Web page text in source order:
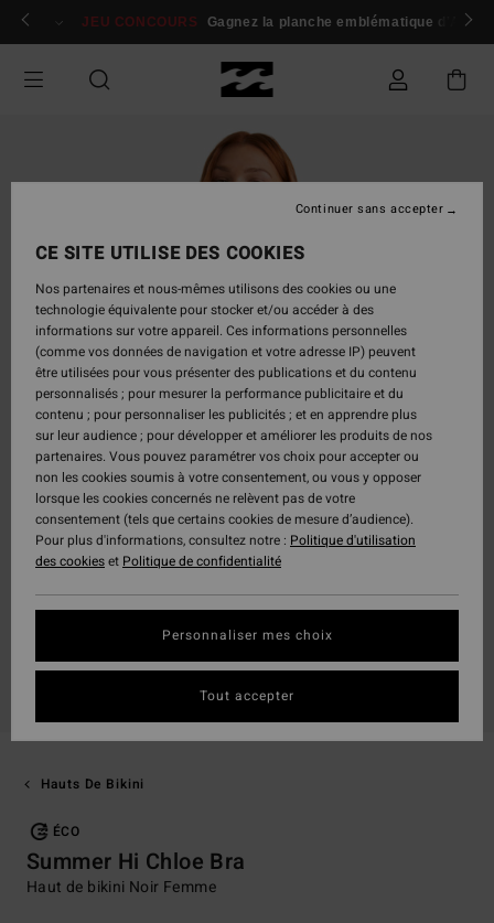
Passer
Se connecter / s'inscrire
JEU CONCOURS Gagnez la planche emblématique d'Andy
Hauts De Bikini
ÉCO
Summer Hi Chloe Bra
Haut de bikini Noir Femme
CE SITE UTILISE DES COOKIES
Nos partenaires et nous-mêmes utilisons des cookies ou une
technologie équivalente pour stocker et/ou accéder à des
informations sur votre appareil. Ces informations personnelles
(comme vos données de navigation et votre adresse IP) peuvent
être utilisées pour vous présenter des publications et du contenu
personnalisés ; pour mesurer la performance publicitaire et du
contenu ; pour personnaliser les publicités ; et en apprendre plus
sur leur audience ; pour développer et améliorer les produits de nos
partenaires. Vous pouvez paramétrer vos choix pour accepter ou
non les cookies soumis à votre consentement, ou vous y opposer
lorsque les cookies concernés ne relèvent pas de votre
consentement (tels que certains cookies de mesure d’audience).
Pour plus d'informations, consultez notre : Politique d'utilisation
des cookieset Politique de confidentialité
Personnaliser mes choix
Continuer sans accepter
Tout accepter